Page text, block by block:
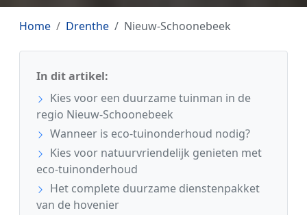
Home Drenthe Nieuw-Schoonebeek
In dit artikel:
Kies voor een duurzame tuinman in de
regio Nieuw-Schoonebeek
Wanneer is eco-tuinonderhoud nodig?
Kies voor natuurvriendelijk genieten met
eco-tuinonderhoud
Het complete duurzame dienstenpakket
van de hovenier